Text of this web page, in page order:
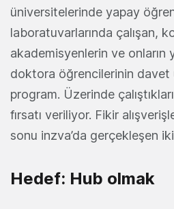
üniversitelerinde yapay
laboratuvarlarında çalışan,
akademisyenlerin ve onların
doktora öğrencilerinin davet
program. Üzerinde
fırsatı veriliyor. Fikir
sonu inzva’da gerçekleşen
Hedef: Hub olmak